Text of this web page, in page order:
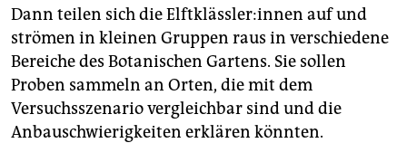
Dann teilen sich die Elft­kläss­le­r:in­nen auf und
strömen in kleinen Gruppen raus in verschiedene
Bereiche des Botanischen Gartens. Sie sollen
Proben sammeln an Orten, die mit dem
Versuchsszenario vergleichbar sind und die
Anbauschwierigkeiten erklären könnten.